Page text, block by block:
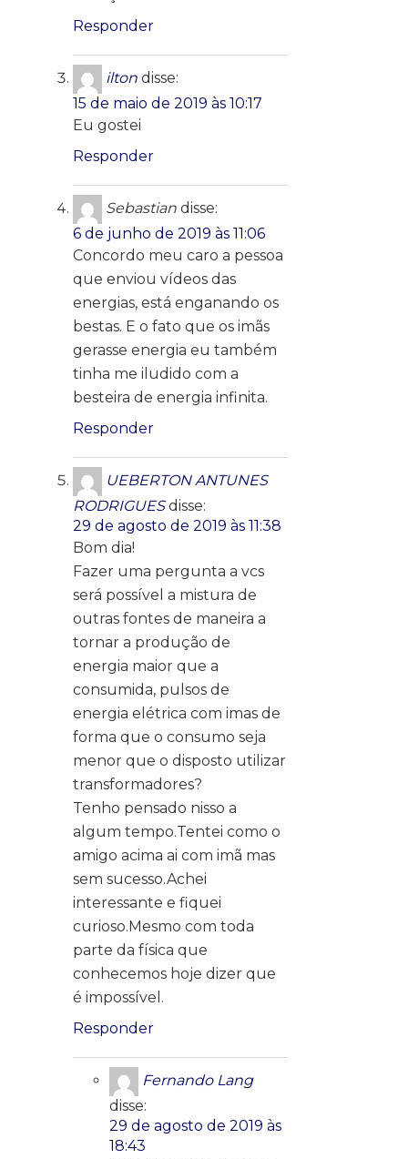
Responder
ilton disse:
15 de maio de 2019 às 10:17
Eu gostei
Responder
Sebastian disse:
6 de junho de 2019 às 11:06
Concordo meu caro a pessoa
que enviou vídeos das
energias, está enganando os
bestas. E o fato que os imãs
gerasse energia eu também
tinha me iludido com a
besteira de energia infinita.
Responder
UEBERTON ANTUNES
RODRIGUES disse:
29 de agosto de 2019 às 11:38
Bom dia!
Fazer uma pergunta a vcs
será possível a mistura de
outras fontes de maneira a
tornar a produção de
energia maior que a
consumida, pulsos de
energia elétrica com imas de
forma que o consumo seja
menor que o disposto utilizar
transformadores?
Tenho pensado nisso a
algum tempo.Tentei como o
amigo acima ai com imã mas
sem sucesso.Achei
interessante e fiquei
curioso.Mesmo com toda
parte da física que
conhecemos hoje dizer que
é impossível.
Responder
Fernando Lang
disse:
29 de agosto de 2019 às
18:43